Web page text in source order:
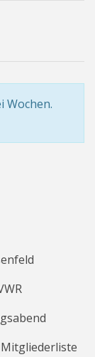
Wochen.
Mitgliederliste